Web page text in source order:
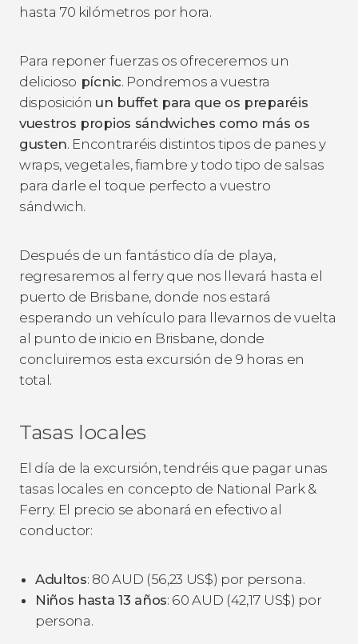
hasta 70 kilómetros por hora.
Para reponer fuerzas os ofreceremos un
delicioso pícnic. Pondremos a vuestra
disposición un buffet para que os preparéis
vuestros propios sándwiches como más os
gusten. Encontraréis distintos tipos de panes y
wraps, vegetales, fiambre y todo tipo de salsas
para darle el toque perfecto a vuestro
sándwich.
Después de un fantástico día de playa,
regresaremos al ferry que nos llevará hasta el
puerto de Brisbane, donde nos estará
esperando un vehículo para llevarnos de vuelta
al punto de inicio en Brisbane, donde
concluiremos esta excursión de 9 horas en
total.
Tasas locales
El día de la excursión, tendréis que pagar unas
tasas locales en concepto de National Park &
Ferry. El precio se abonará en efectivo al
conductor:
Adultos: 80AUD (56,23 US$) por persona.
Niños hasta 13 años: 60AUD (42,17 US$) por
persona.